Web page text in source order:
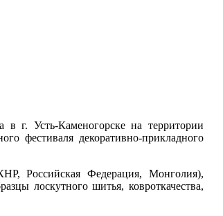
г. Усть-Каменогорске на территории
фестиваля декоративно-прикладного
Российская Федерация, Монголия),
лоскутного шитья, ковроткачества,